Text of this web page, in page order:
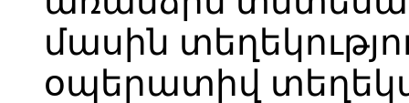
մասին
օպերատիվ